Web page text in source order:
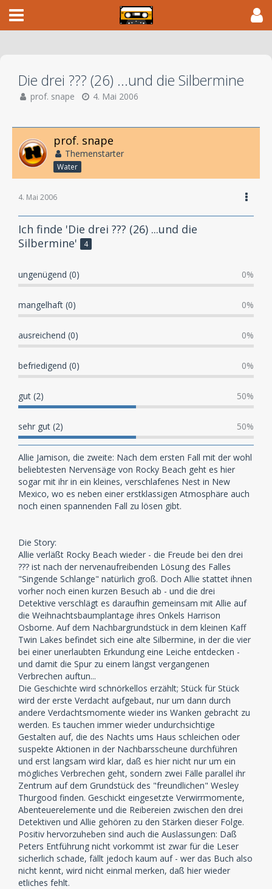
Die drei ??? (26) ...und die Silbermine
prof. snape 4. Mai 2006
prof. snape
Themenstarter
Water
4. Mai 2006
Ich finde 'Die drei ??? (26) ...und die
Silbermine'
4
ungenügend (0) 0%
mangelhaft (0) 0%
ausreichend (0) 0%
befriedigend (0) 0%
gut (2) 50%
sehr gut (2) 50%
Allie Jamison, die zweite: Nach dem ersten Fall mit der wohl
beliebtesten Nervensäge von Rocky Beach geht es hier
sogar mit ihr in ein kleines, verschlafenes Nest in New
Mexico, wo es neben einer erstklassigen Atmosphäre auch
noch einen spannenden Fall zu lösen gibt.
Die Story:
Allie verläßt Rocky Beach wieder - die Freude bei den drei
??? ist nach der nervenaufreibenden Lösung des Falles
"Singende Schlange" natürlich groß. Doch Allie stattet ihnen
vorher noch einen kurzen Besuch ab - und die drei
Detektive verschlägt es daraufhin gemeinsam mit Allie auf
die Weihnachtsbaumplantage ihres Onkels Harrison
Osborne. Auf dem Nachbargrundstück in dem kleinen Kaff
Twin Lakes befindet sich eine alte Silbermine, in der die vier
bei einer unerlaubten Erkundung eine Leiche entdecken -
und damit die Spur zu einem längst vergangenen
Verbrechen auftun...
Die Geschichte wird schnörkellos erzählt; Stück für Stück
wird der erste Verdacht aufgebaut, nur um dann durch
andere Verdachtsmomente wieder ins Wanken gebracht zu
werden. Es tauchen immer wieder undurchsichtige
Gestalten auf, die des Nachts ums Haus schleichen oder
suspekte Aktionen in der Nachbarsscheune durchführen
und erst langsam wird klar, daß es hier nicht nur um ein
mögliches Verbrechen geht, sondern zwei Fälle parallel ihr
Zentrum auf dem Grundstück des "freundlichen" Wesley
Thurgood finden. Geschickt eingesetzte Verwirrmomente,
Abenteuerelemente und die Reibereien zwischen den drei
Detektiven und Allie gehören zu den Stärken dieser Folge.
Positiv hervorzuheben sind auch die Auslassungen: Daß
Peters Entführung nicht vorkommt ist zwar für die Leser
sicherlich schade, fällt jedoch kaum auf - wer das Buch also
nicht kennt, wird nicht einmal merken, daß hier wieder
etliches fehlt.